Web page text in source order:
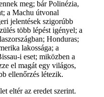
meg; bár Polinézia,
a Machu útvonal
jelentések szigorúbb
több lépést igényel; a
Honduras;
lakossága; a
i eset; miközben a
el magát egy világos,
ellenőrzés létezik.
eltér az eredet szerint.